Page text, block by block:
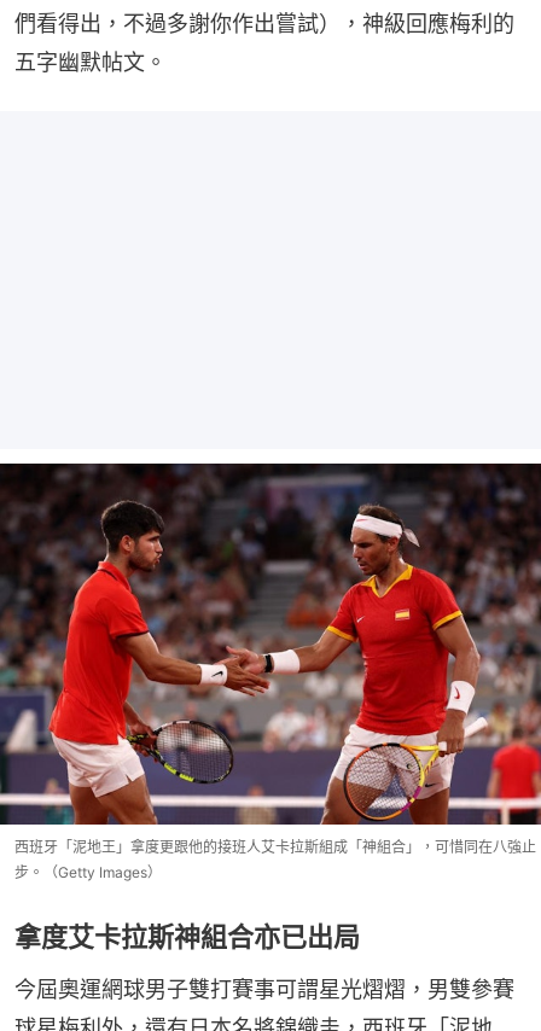
們看得出，不過多謝你作出嘗試），神級回應梅利的
五字幽默帖文。
西班牙「泥地王」拿度更跟他的接班人艾卡拉斯組成「神組合」，可惜同在八強止
步。（Getty Images）
拿度艾卡拉斯神組合亦已出局
今屆奧運網球男子雙打賽事可謂星光熠熠，男雙參賽